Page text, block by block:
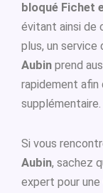
bloqué Fichet
évitant ainsi de
plus, un service
Aubin prend
rapidement
supplémentaire.
Si vous
Aubin, sachez
expert pour une